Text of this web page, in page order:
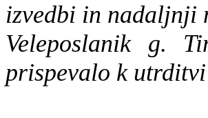
izvedbi in nadaljnji
Veleposlanik g.
prispevalo k utrditvi